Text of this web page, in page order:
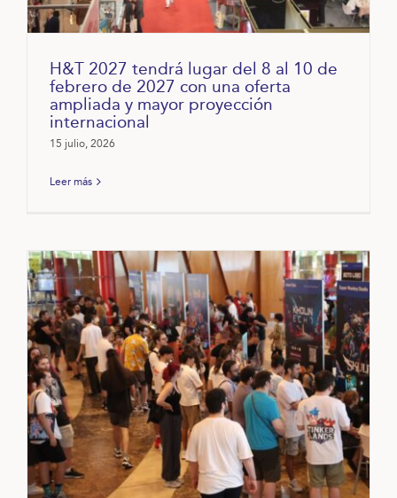
H&T 2027 tendrá lugar del 8 al 10 de
febrero de 2027 con una oferta
ampliada y mayor proyección
internacional
15 julio, 2026
Leer más